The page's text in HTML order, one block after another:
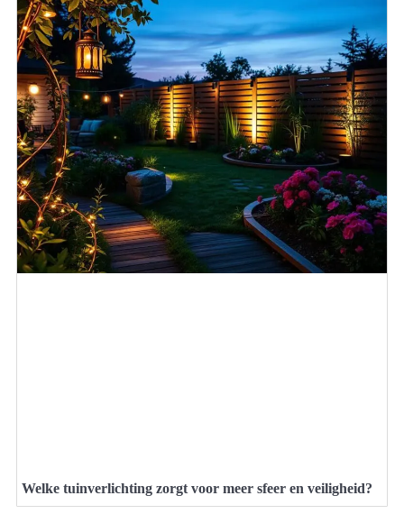
Welke tuinverlichting zorgt voor meer sfeer en veiligheid?